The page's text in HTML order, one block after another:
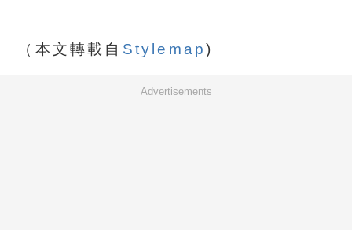
（本文轉載自 Stylemap)
Advertisements